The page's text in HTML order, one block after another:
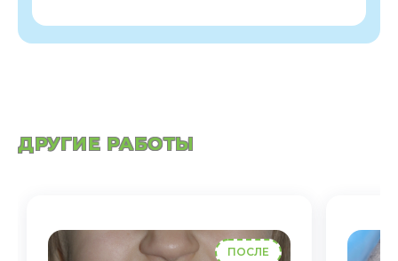
ДРУГИЕ РАБОТЫ
ПОСЛЕ